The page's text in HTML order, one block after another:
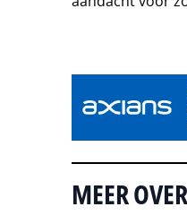
MEER